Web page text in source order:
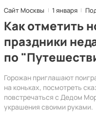
Сайт Москвы 1 января
Как отметить
праздники
по
Горожан приглашают
на коньках, посмотреть
повстречаться с Дедом
украшения своими руками.